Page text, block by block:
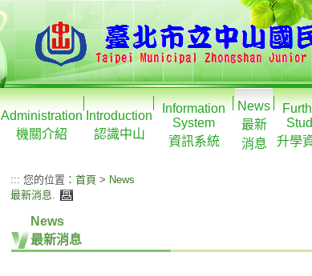
Administration
機關介紹
Introduction
認識中山
Information
System
資訊系統
News
最新
消息
升學
::: 您的位置： 首頁 > News
最新消息.
News
最新消息